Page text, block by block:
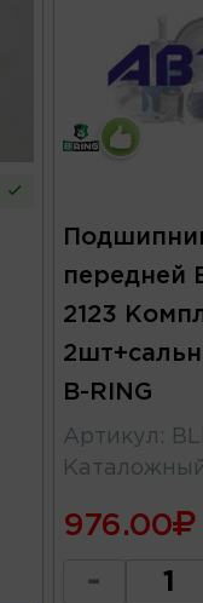
передней
2123
B-RING
Артикул :
976.00
-